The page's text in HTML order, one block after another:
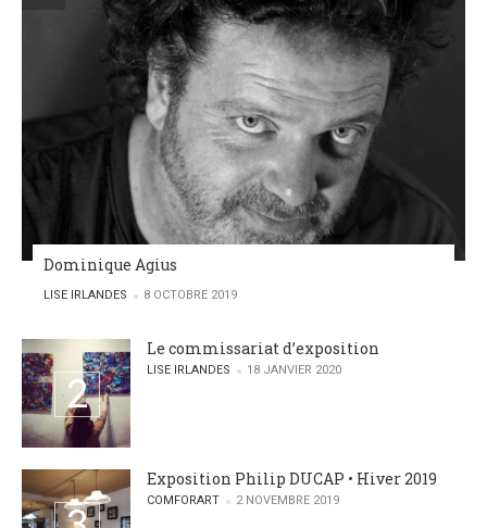
Dominique Agius
POSTED BY
LISE IRLANDES 8 OCTOBRE 2019
Le commissariat d’exposition
POSTED BY
LISE IRLANDES 18 JANVIER 2020
Exposition Philip DUCAP • Hiver 2019
POSTED BY
COMFORART 2 NOVEMBRE 2019